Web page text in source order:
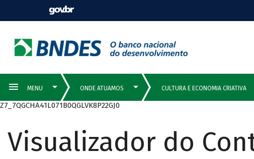
Z7_7QGCHA41L071B0QGLVK8P22GJ0
Visualizador do